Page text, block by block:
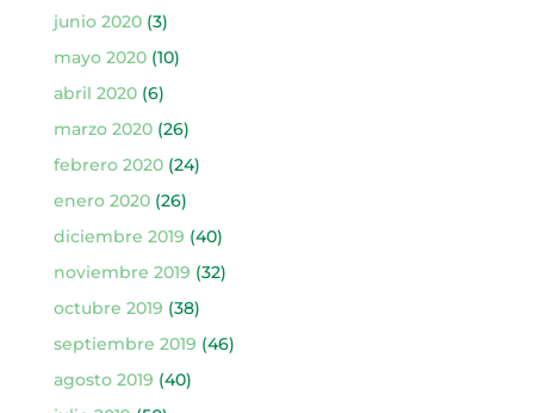
junio 2020(3)
mayo 2020(10)
abril 2020(6)
marzo 2020(26)
febrero 2020(24)
enero 2020(26)
diciembre 2019 (40)
noviembre 2019 (32)
octubre 2019 (38)
septiembre 2019 (46)
agosto 2019 (40)